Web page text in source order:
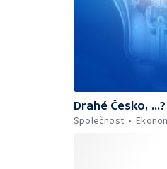
Drahé Česko, ...?
Společnost